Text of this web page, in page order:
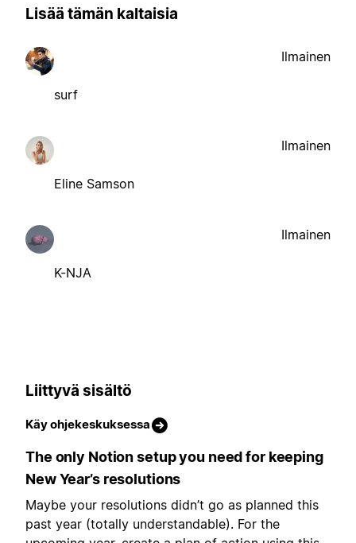
Lisää tämän kaltaisia
surf
Ilmainen
Eline Samson
Ilmainen
K-NJA
Ilmainen
Liittyvä sisältö
Käy ohjekeskuksessa
The only Notion setup you need for keeping
New Year’s resolutions
Maybe your resolutions didn’t go as planned this
past year (totally understandable). For the